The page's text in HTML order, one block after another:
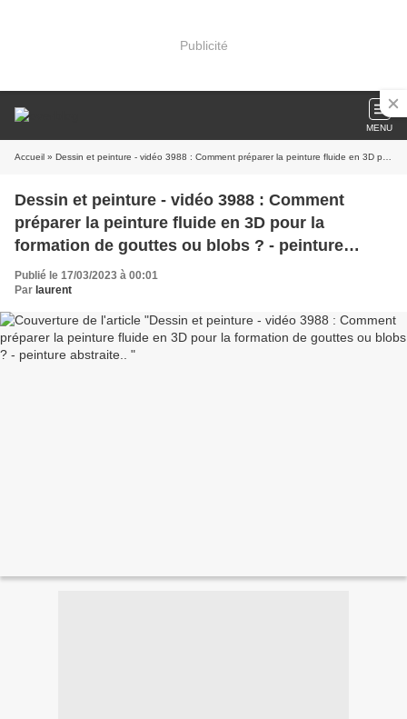
Publicité
MENU
Accueil » Dessin et peinture - vidéo 3988 : Comment préparer la peinture fluide en 3D pour la formation de gouttes ou blobs ? - peinture abstraite..
Dessin et peinture - vidéo 3988 : Comment
préparer la peinture fluide en 3D pour la
formation de gouttes ou blobs ? - peinture
abstraite..
Publié le 17/03/2023 à 00:01
Par laurent